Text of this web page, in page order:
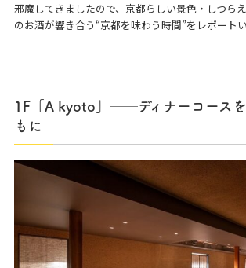
邪魔してきましたので、京都らしい景色・しつら
のお酒が響き合う“京都を味わう時間”をレポートい
1F「A kyoto」──ディナーコースを
もに